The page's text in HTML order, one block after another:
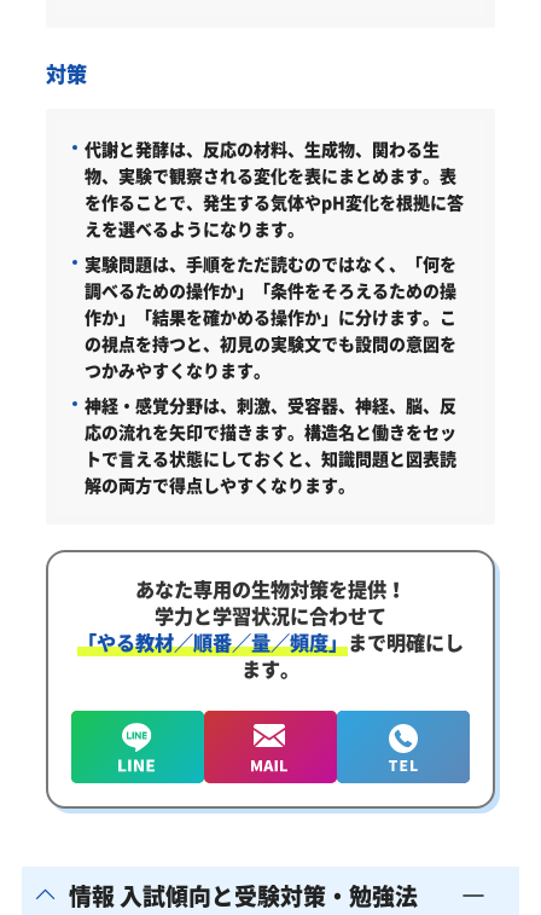
対策
代謝と発酵は、反応の材料、生成物、関わる生
物、実験で観察される変化を表にまとめます。表
を作ることで、発生する気体やpH変化を根拠に答
えを選べるようになります。
実験問題は、手順をただ読むのではなく、「何を
調べるための操作か」「条件をそろえるための操
作か」「結果を確かめる操作か」に分けます。こ
の視点を持つと、初見の実験文でも設問の意図を
つかみやすくなります。
神経・感覚分野は、刺激、受容器、神経、脳、反
応の流れを矢印で描きます。構造名と働きをセッ
トで言える状態にしておくと、知識問題と図表読
解の両方で得点しやすくなります。
あなた専用の生物対策を提供！
学力と学習状況に合わせて
「やる教材／順番／量／頻度」まで明確にし
ます。
情報 入試傾向と受験対策・勉強法